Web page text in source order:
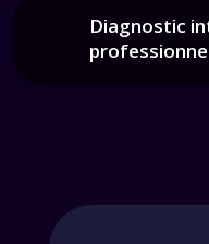
Diagnostic